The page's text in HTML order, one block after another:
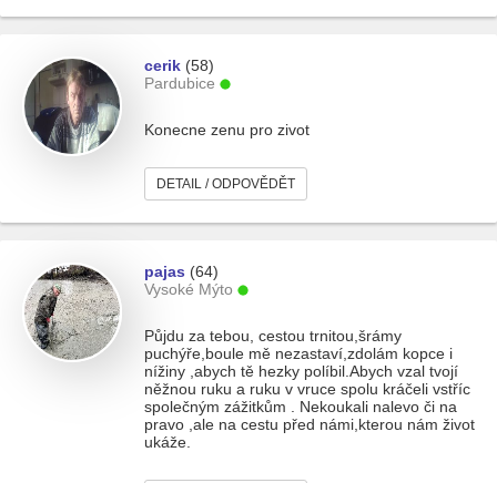
cerik (58)
Pardubice
Konecne zenu pro zivot
DETAIL / ODPOVĚDĚT
pajas (64)
Vysoké Mýto
Půjdu za tebou, cestou trnitou,šrámy
puchýře,boule mě nezastaví,zdolám kopce i
nížiny ,abych tě hezky políbil.Abych vzal tvojí
něžnou ruku a ruku v vruce spolu kráčeli vstříc
společným zážitkům . Nekoukali nalevo či na
pravo ,ale na cestu před námi,kterou nám život
ukáže.